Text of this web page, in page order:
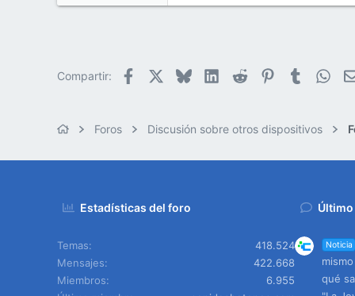
Compartir: Facebook BlueskyLinkedIn
Reddit PinterestTumblr
Foros Discusión sobre otros dispositivos
Estadísticas del foro
Temas
418.524
Mensajes
422.668
Miembros
6.955
Noticia
qué